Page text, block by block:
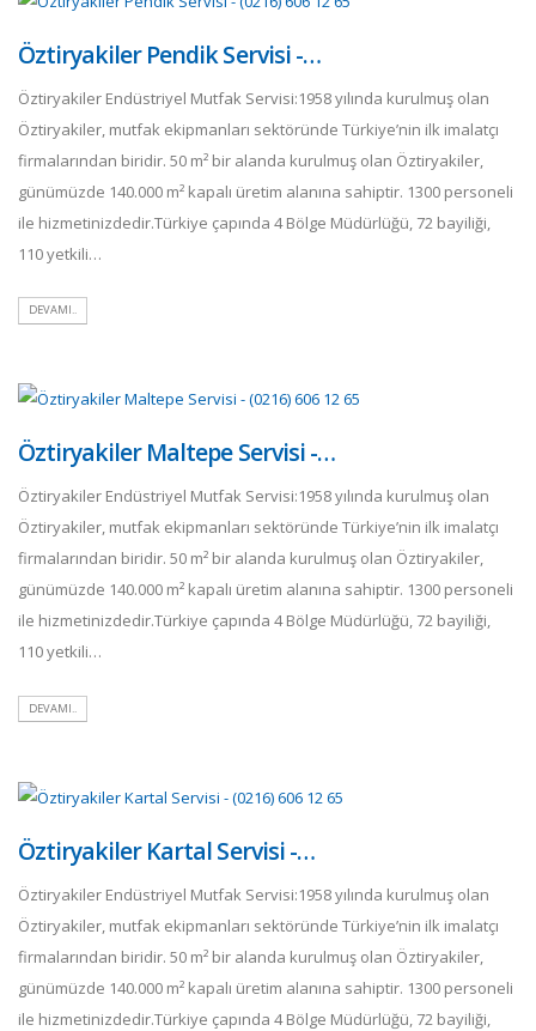
Öztiryakiler Pendik Servisi -…
Öztiryakiler Endüstriyel Mutfak Servisi:1958 yılında kurulmuş olan
Öztiryakiler, mutfak ekipmanları sektöründe Türkiye’nin ilk imalatçı
firmalarından biridir. 50 m² bir alanda kurulmuş olan Öztiryakiler,
günümüzde 140.000 m² kapalı üretim alanına sahiptir. 1300 personeli
ile hizmetinizdedir.Türkiye çapında 4 Bölge Müdürlüğü, 72 bayiliği,
110 yetkili…
DEVAMI..
Öztiryakiler Maltepe Servisi -…
Öztiryakiler Endüstriyel Mutfak Servisi:1958 yılında kurulmuş olan
Öztiryakiler, mutfak ekipmanları sektöründe Türkiye’nin ilk imalatçı
firmalarından biridir. 50 m² bir alanda kurulmuş olan Öztiryakiler,
günümüzde 140.000 m² kapalı üretim alanına sahiptir. 1300 personeli
ile hizmetinizdedir.Türkiye çapında 4 Bölge Müdürlüğü, 72 bayiliği,
110 yetkili…
DEVAMI..
Öztiryakiler Kartal Servisi -…
Öztiryakiler Endüstriyel Mutfak Servisi:1958 yılında kurulmuş olan
Öztiryakiler, mutfak ekipmanları sektöründe Türkiye’nin ilk imalatçı
firmalarından biridir. 50 m² bir alanda kurulmuş olan Öztiryakiler,
günümüzde 140.000 m² kapalı üretim alanına sahiptir. 1300 personeli
ile hizmetinizdedir.Türkiye çapında 4 Bölge Müdürlüğü, 72 bayiliği,